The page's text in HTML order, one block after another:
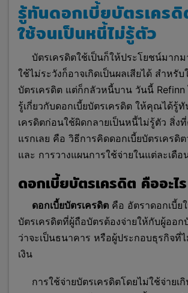
รู้ทันดอกเบี้ยบัตรเคร
ใช้จนเป็นหนี้ไม่รู้ตัว
บัตรเครดิตใช้เป็นก็ให้ประโยชน์มาก
ใช้ไม่ระวังก็อาจเกิดเป็นผลเสียได้ สำหรั
บัตรเครดิต แต่ก็กลัวหนี้บาน วันนี้
รู้เกี่ยวกับดอกเบี้ยบัตรเครดิต ให้คุณได้รู้ทั
เครดิตก่อนใช้ผิดกลายเป็นหนี้ไม่รู้ตัว สิ่งที่
แรกเลย คือ วิธีการคิดดอกเบี้ยบัตรเครดิต
และ การวางแผนการใช้จ่ายในแต่ละเดือ
ดอกเบี้ยบัตรเครดิต คืออะไร
ดอกเบี้ยบัตรเครดิต คือ อัตราดอกเบี้ย
บัตรเครดิตที่ผู้ถือบัตรต้องจ่ายให้กับผู้ออก
ว่าจะเป็นธนาคาร หรือผู้ประกอบธุรกิจที่
เงิน
การใช้จ่ายบัตรเครดิตโดยไม่ใช้จ่ายเ